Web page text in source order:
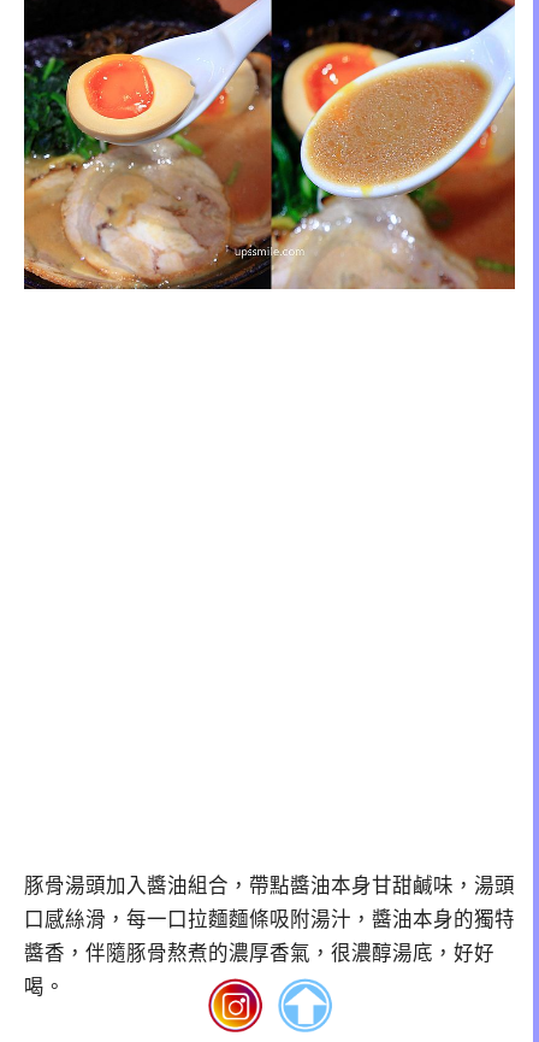
豚骨湯頭加入醬油組合，帶點醬油本身甘甜鹹味，湯頭
口感絲滑，每一口拉麵麵條吸附湯汁，醬油本身的獨特
醬香，伴隨豚骨熬煮的濃厚香氣，很濃醇湯底，好好
喝。